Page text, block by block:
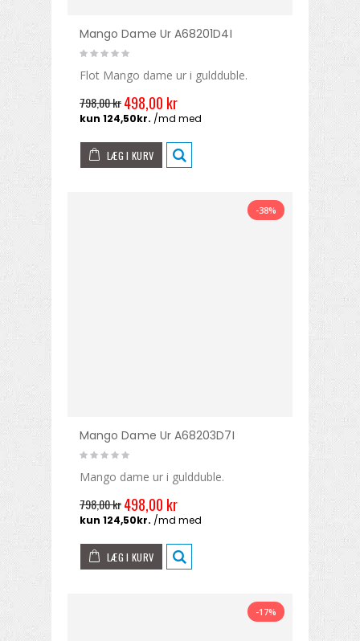
Mango Dame Ur A68201D4I
Flot Mango dame ur i guldduble.
798,00 kr498,00 kr
LÆG I KURV
-38%
Mango Dame Ur A68203D7I
Mango dame ur i guldduble.
798,00 kr498,00 kr
LÆG I KURV
-17%